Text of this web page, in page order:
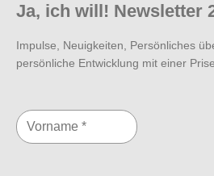
Ja, ich will! Newsletter
Impulse, Neuigkeiten, Persönliches
persönliche Entwicklung mit einer